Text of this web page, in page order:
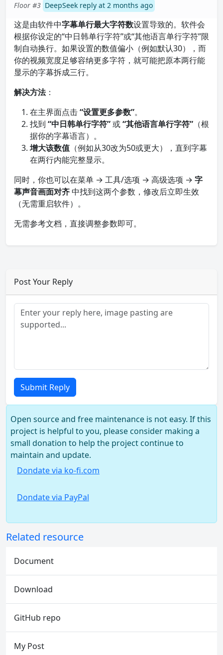
Floor #3 DeepSeek reply at 2 months ago
这是由软件中字幕单行最大字符数设置导致的。软件会
根据你设定的“中日韩单行字符”或“其他语言单行字符”限
制自动换行。如果设置的数值偏小（例如默认30），而
你的视频宽度足够容纳更多字符，就可能把原本两行能
显示的字幕拆成三行。
解决方法：
在主界面点击“设置更多参数”。
找到 “中日韩单行字符”或“其他语言单行字符” （根
据你的字幕语言）。
增大该数值 （例如从30改为50或更大），直到字幕
在两行内能完整显示。
同时，你也可以在菜单 → 工具/选项 → 高级选项 → 字
幕声音画面对齐中找到这两个参数，修改后立即生效
（无需重启软件）。
无需参考文档，直接调整参数即可。
Post Your Reply
Submit Reply
Open source and free maintenance is not easy. If this
project is helpful to you, please consider making a
small donation to help the project continue to
maintain and update.
Dondate via ko-fi.com
Dondate via PayPal
Related resource
Document
Download
GitHub repo
My Post